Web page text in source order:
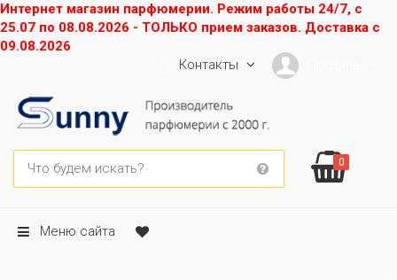
Интернет магазин парфюмерии. Режим работы 24/7, с
25.07 по 08.08.2026 - ТОЛЬКО прием заказов. Доставка с
09.08.2026
Контакты
0
Меню сайта